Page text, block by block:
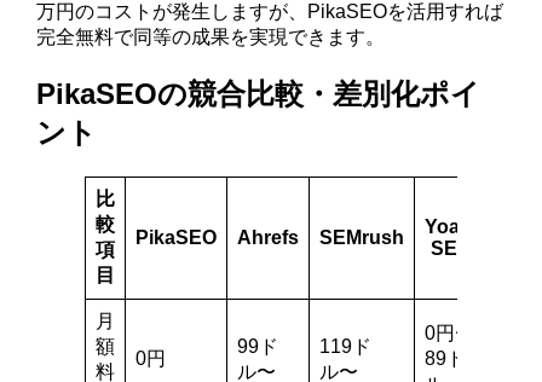
万円のコストが発生しますが、PikaSEOを活用すれば
完全無料で同等の成果を実現できます。
PikaSEOの競合比較・差別化ポイ
ント
比
較
項
目
PikaSEO Ahrefs SEMrush
Yoast
SEO
月
額
料
0円
99ド
ル〜
119ド
ル〜
0円〜
89ド